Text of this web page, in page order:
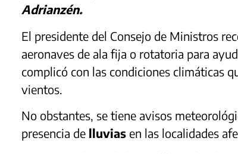
Adrianzén.
El presidente del Consejo de Ministros
aeronaves de ala fija o rotatoria para
complicó con las condiciones climáticas
vientos.
No obstantes, se tiene avisos
presencia de lluvias en las localidades